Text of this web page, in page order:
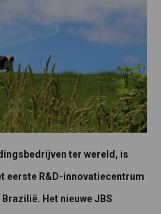
ter wereld, is
eerste R&D-innovatiecentrum
Het nieuwe JBS